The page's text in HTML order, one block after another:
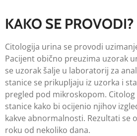
KAKO SE PROVODI?
Citologija urina se provodi
Pacijent obično preuzima uzorak
se uzorak šalje u laboratorij za
stanice se prikupljaju iz uzorka i
pregled pod mikroskopom.
stanice kako bi ocijenio njihov
kakve abnormalnosti. Rezultati se
roku od nekoliko dana.